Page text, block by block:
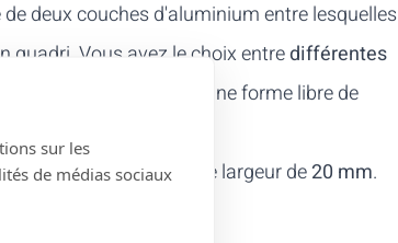
sur les
de médias sociaux
deux couches d'aluminium entre lesquelles
quadri. Vous avez le choix entredifférentes
vous pouvez obtenir une forme libre de
est disponible dans une largeur de20 mm.